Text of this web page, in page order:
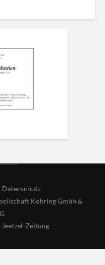
Datenschutz
Köhring Gmbh &
Jeetzel-Zeitung